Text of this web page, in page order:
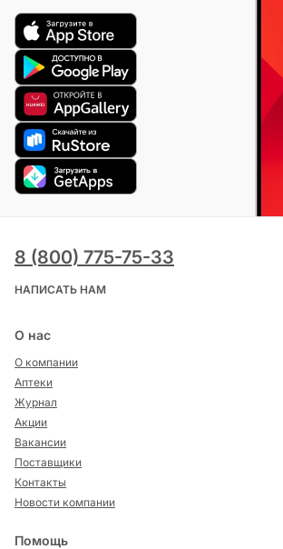
8 (800) 775-75-33
НАПИСАТЬ НАМ
О нас
О компании
Аптеки
Журнал
Акции
Вакансии
Поставщики
Контакты
Новости компании
Помощь